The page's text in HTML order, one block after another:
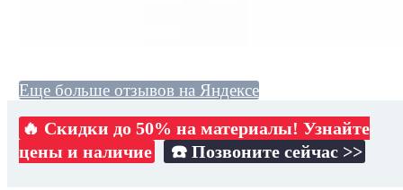
Еще больше отзывов на Яндексе
🔥 Скидки до 50% на материалы! Узнайте
цены и наличие
☎️ Позвоните сейчас >>